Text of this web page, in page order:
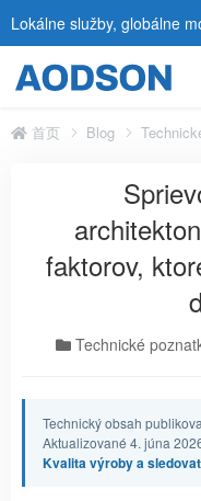
Lokálne služby, globálne
首页 Blog
faktorov,
Technické
Technický obsah
Aktualizované 4. júna
Kvalita výroby a